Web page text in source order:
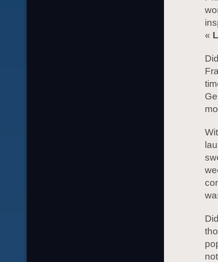
«